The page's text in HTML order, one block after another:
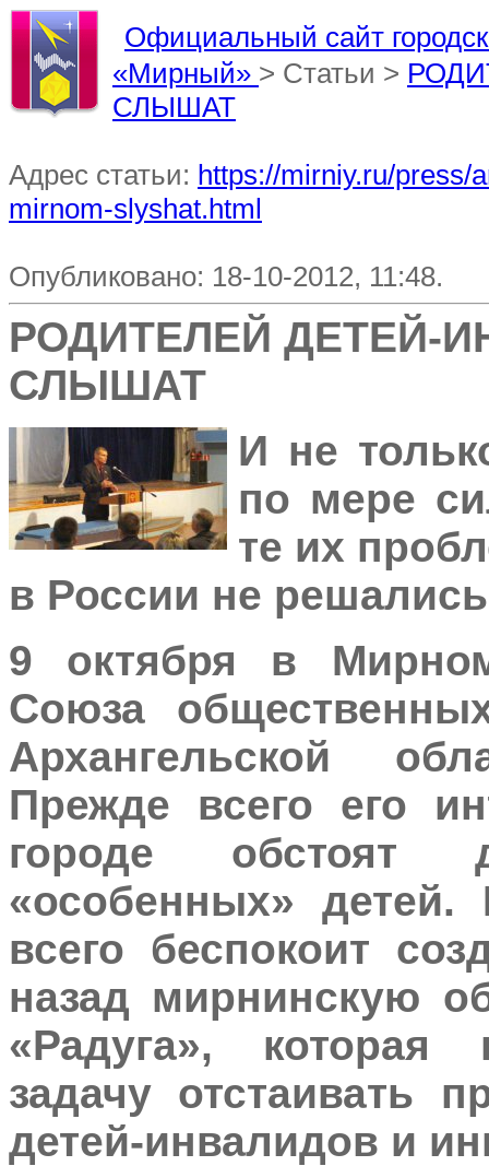
Официальный сайт
«Мирный» > Статьи >
СЛЫШАТ
Адрес статьи: https://mirniy.ru/press/
mirnom-slyshat.html
Опубликовано: 18-10-2012, 11:48.
РОДИТЕЛЕЙ ДЕТЕЙ-
СЛЫШАТ
И не
по мере
те их
в России не решались
9 октября в
Союза
Архангельской
Прежде всего его
городе обстоят
«особенных»
всего беспокоит
назад мирнинскую
«Радуга»,
задачу отстаивать
детей-инвалидов и